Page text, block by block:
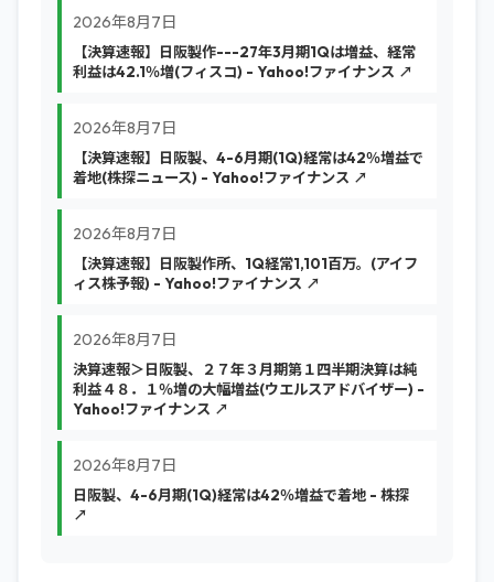
2026年8月7日
【決算速報】日阪製作---27年3月期1Qは増益、経常
利益は42.1％増(フィスコ) - Yahoo!ファイナンス ↗
2026年8月7日
【決算速報】日阪製、4-6月期(1Q)経常は42％増益で
着地(株探ニュース) - Yahoo!ファイナンス ↗
2026年8月7日
【決算速報】日阪製作所、1Q経常1,101百万。(アイフ
ィス株予報) - Yahoo!ファイナンス ↗
2026年8月7日
決算速報＞日阪製、２７年３月期第１四半期決算は純
利益４８．１％増の大幅増益(ウエルスアドバイザー) -
Yahoo!ファイナンス ↗
2026年8月7日
日阪製、4-6月期(1Q)経常は42％増益で着地 - 株探
↗